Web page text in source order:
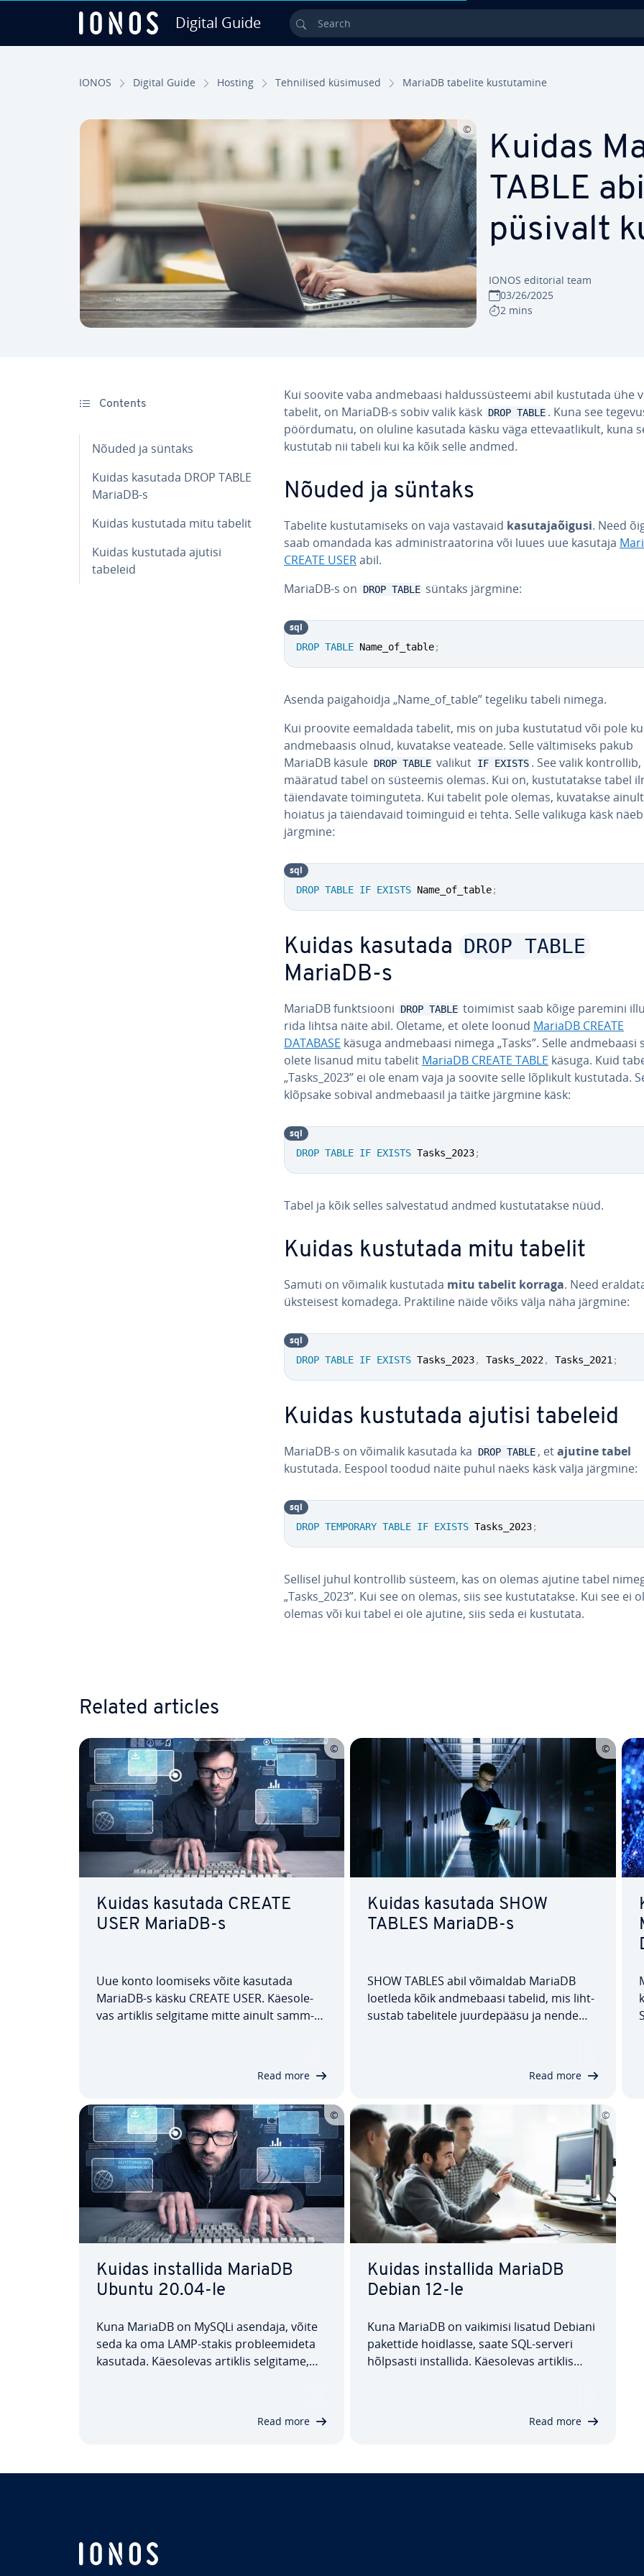
Digital Guide Search
IONOS Digital Guide Hosting Teh­ni­li­sed küsimused MariaDB tabelite kus­tu­ta­mine
Kuidas
TABLE
püsivalt
IONOS editorial team
03/26/2025
2 mins
Contents
Nõuded ja süntaks
Kuidas kasutada DROP TABLE
MariaDB-s
Kuidas kustutada mitu tabelit
Kuidas kustutada ajutisi
tabeleid
Kui soovite vaba and­me­ba­asi hal­dus­süs­teemi abil kustutada ühe
tabelit, on MariaDB-s sobiv valik käsk DROP TABLE . Kuna see
pöör­du­matu, on oluline kasutada käsku väga et­te­vaat­li­kult, kuna
kustutab nii tabeli kui ka kõik selle andmed.
Nõuded ja süntaks
Tabelite kus­tu­ta­miseks on vaja vastavaid ka­su­ta­ja­õi­gusi. Need
saab omandada kas ad­mi­nist­raa­to­rina või luues uue kasutaja
CREATE USERabil.
MariaDB-s on
DROP TABLE süntaks järgmine:
DROP TABLE Name_of_table;
sql
Asenda paiga­hoidja „Name_of_table” tegeliku tabeli nimega.
Kui proovite eemaldada tabelit, mis on juba kus­tu­ta­tud või pole
and­me­baasis olnud, kuvatakse veateade. Selle väl­ti­miseks pakub
MariaDB käsule DROP TABLE valikut IF EXISTS . See valik kont­rol­lib,
määratud tabel on süsteemis olemas. Kui on, kus­tu­ta­takse tabel
täien­da­vate toi­min­gu­teta. Kui tabelit pole olemas, kuvatakse ainult
hoiatus ja täien­da­vaid toi­min­guid ei tehta. Selle valikuga käsk
järgmine:
DROP TABLE IF EXISTS Name_of_table;
sql
Kuidas kasutada DROP TABLE
MariaDB-s
MariaDB funkt­siooni DROP TABLE toimimist saab kõige paremini
rida lihtsa näite abil. Oletame, et olete loonud MariaDB CREATE
DATABASE käsuga and­me­ba­asi nimega „Tasks”. Selle and­me­ba­asi
olete lisanud mitu tabelit MariaDB CREATE TABLE käsuga. Kuid
„Tasks_2023” ei ole enam vaja ja soovite selle lõplikult kustutada.
klõpsake sobival and­me­baasil ja täitke järgmine käsk:
DROP TABLE IF EXISTS Tasks_2023;
sql
Tabel ja kõik selles sal­ves­ta­tud andmed kus­tu­ta­takse nüüd.
Kuidas kustutada mitu tabelit
Samuti on võimalik kustutada mitu tabelit korraga. Need
üks­tei­sest komadega. Prak­ti­line näide võiks välja näha järgmine:
DROP TABLE IF EXISTS Tasks_2023, Tasks_2022, Tasks_2021 ;
sql
Kuidas kustutada ajutisi tabeleid
MariaDB-s on võimalik kasutada ka DROP TABLE , etajutine tabel
kustutada. Eespool toodud näite puhul näeks käsk välja järgmine:
DROP TEMPORARY TABLE IF EXISTS Tasks_2023;
sql
Sellisel juhul kont­rol­lib süsteem, kas on olemas ajutine tabel
„Tasks_2023”. Kui see on olemas, siis see kus­tu­ta­takse. Kui see ei
olemas või kui tabel ei ole ajutine, siis seda ei kustutata.
Related articles
Kuidas kasutada CREATE
USER MariaDB-s
Uue konto loomiseks võite kasutada
MariaDB-s käsku CREATE USER. Käes­ole­
vas artiklis selgitame mitte ainult samm-
Samuti uurime erinevaid klausleid, mida
selle…
Read more
Kuidas kasutada SHOW
TABLES MariaDB-s
SHOW TABLES abil võimaldab MariaDB
loetleda kõik and­me­ba­asi tabelid, mis liht­
sus­tab ta­be­li­tele juur­de­pääsu ja nende
ka, kuidas tulemusi filt­ree­rida ja…
Read more
Kuidas ins­tal­lida MariaDB
Ubuntu 20.04-le
Kuna MariaDB on MySQLi asendaja, võite
seda ka oma LAMP-stakis prob­leemi­deta
kasutada. Käes­ole­vas artiklis selgitame,
pärast ins­tal­li­mist hõlpsasti kont­rol­lida,…
Read more
Kuidas ins­tal­lida MariaDB
Debian 12-le
Kuna MariaDB on vaikimisi lisatud Debiani
pakettide hoidlasse, saate SQL-serveri
hõlpsasti ins­tal­lida. Käes­ole­vas artiklis
serveri tur­va­li­suse pa­ran­da­miseks.…
Read more